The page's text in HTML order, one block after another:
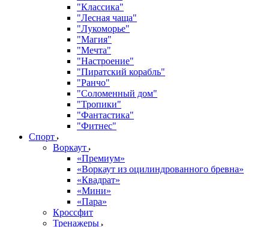
"Классика"
"Лесная чаща"
"Лукоморье"
"Магия"
"Мечта"
"Настроение"
"Пиратский корабль"
"Ранчо"
"Соломенный дом"
"Тропики"
"Фантастика"
"Фитнес"
Спорт
Воркаут
«Премиум»
«Воркаут из оцилиндрованного бревна»
«Квадрат»
«Мини»
«Пара»
Кроссфит
Тренажеры